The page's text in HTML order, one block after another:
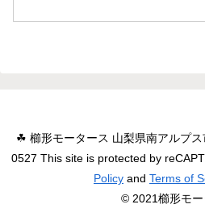
☘ 櫛形モータース 山梨県南アルプ
0527 This site is protected by
Policy and Terms of
© 2021櫛形モー